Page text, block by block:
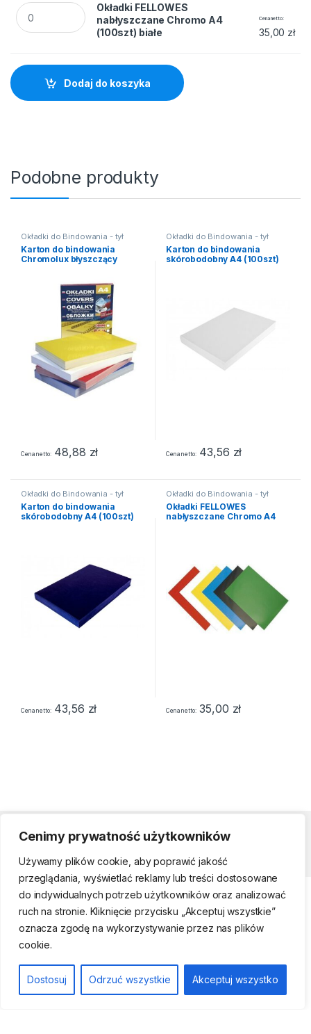
Cenimy prywatność użytkowników
Używamy plików cookie, aby poprawić jakość
przeglądania, wyświetlać reklamy lub treści dostosowane
do indywidualnych potrzeb użytkowników oraz analizować
ruch na stronie. Kliknięcie przycisku „Akceptuj wszystkie”
oznacza zgodę na wykorzystywanie przez nas plików
cookie.
Dostosuj Odrzuć wszystkie Akceptuj wszystko
Okładki FELLOWES nabłyszczane Chromo A4 (100szt) białe
Okładki FELLOWES
nabłyszczane Chromo A4
(100szt) białe
Cena netto
35,00 zł
Dodaj do koszyka
Podobne produkty
Okładki do Bindowania - tył
Karton do bindowania
Chromolux błyszczący
Cena netto 48,88 zł
Okładki do Bindowania - tył
Karton do bindowania
skórobodobny A4 (100szt)
Cena netto 43,56 zł
Okładki do Bindowania - tył
Karton do bindowania
skórobodobny A4 (100szt)
Cena netto 43,56 zł
Okładki do Bindowania - tył
Okładki FELLOWES
nabłyszczane Chromo A4
Cena netto 35,00 zł
Strefa klienta
(22) 761-17-50, 509
474 442